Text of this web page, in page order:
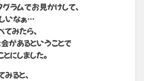
ラムでお見かけして、
いなぁ…
みたら、
があるということで
にしました。
ると、